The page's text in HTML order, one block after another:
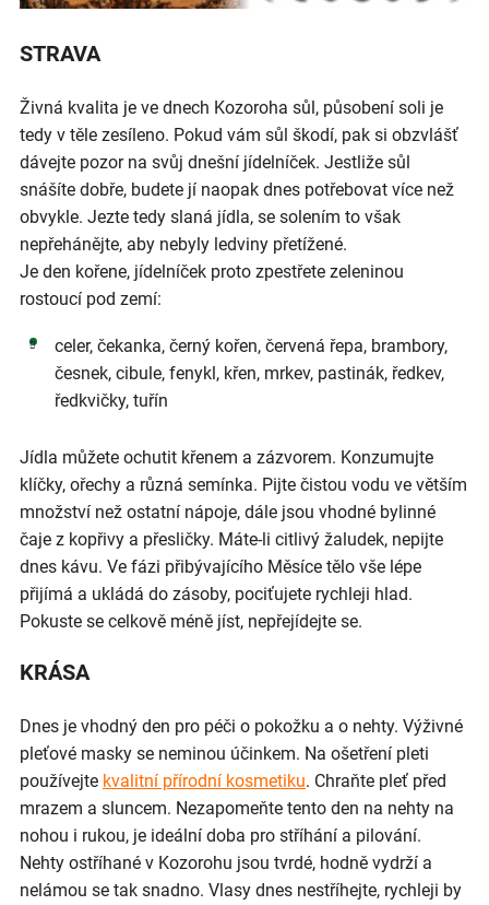
STRAVA
Živná kvalita je ve dnech Kozoroha sůl, působení soli je
tedy v těle zesíleno. Pokud vám sůl škodí, pak si obzvlášť
dávejte pozor na svůj dnešní jídelníček. Jestliže sůl
snášíte dobře, budete jí naopak dnes potřebovat více než
obvykle. Jezte tedy slaná jídla, se solením to však
nepřehánějte, aby nebyly ledviny přetížené.
Je den kořene, jídelníček proto zpestřete zeleninou
rostoucí pod zemí:
celer, čekanka, černý kořen, červená řepa, brambory,
česnek, cibule, fenykl, křen, mrkev, pastinák, ředkev,
ředkvičky, tuřín
Jídla můžete ochutit křenem a zázvorem. Konzumujte
klíčky, ořechy a různá semínka. Pijte čistou vodu ve větším
množství než ostatní nápoje, dále jsou vhodné bylinné
čaje z kopřivy a přesličky. Máte-li citlivý žaludek, nepijte
dnes kávu. Ve fázi přibývajícího Měsíce tělo vše lépe
přijímá a ukládá do zásoby, pociťujete rychleji hlad.
Pokuste se celkově méně jíst, nepřejídejte se.
KRÁSA
Dnes je vhodný den pro péči o pokožku a o nehty. Výživné
pleťové masky se neminou účinkem. Na ošetření pleti
používejte kvalitní přírodní kosmetiku. Chraňte pleť před
mrazem a sluncem. Nezapomeňte tento den na nehty na
nohou i rukou, je ideální doba pro stříhání a pilování.
Nehty ostříhané v Kozorohu jsou tvrdé, hodně vydrží a
nelámou se tak snadno. Vlasy dnes nestříhejte, rychleji by